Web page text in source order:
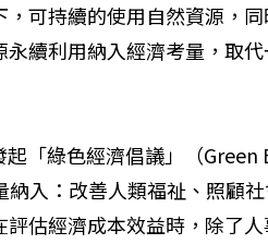
可持續的使用自然資源，
續利用納入經濟考量，取
「綠色經濟倡議」（Green
入：改善人類福祉、照顧
估經濟成本效益時，除了